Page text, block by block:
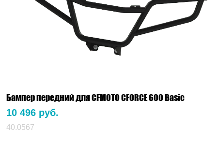
Бампер передний для CFMOTO CFORCE 600 Basiс
10 496 руб.
40.0567